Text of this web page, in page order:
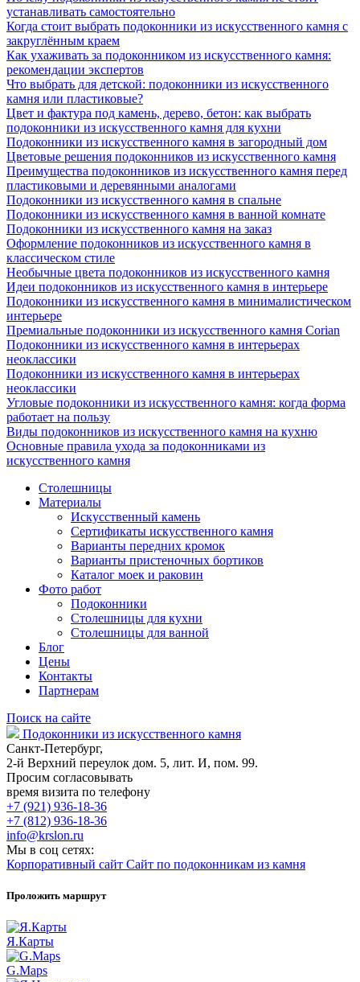
устанавливать самостоятельно
Когда стоит выбрать подоконники из искусственного камня с
закруглённым краем
Как ухаживать за подоконником из искусственного камня:
рекомендации экспертов
Что выбрать для детской: подоконники из искусственного
камня или пластиковые?
Цвет и фактура под камень, дерево, бетон: как выбрать
подоконники из искусственного камня для кухни
Подоконники из искусственного камня в загородный дом
Цветовые решения подоконников из искусственного камня
Преимущества подоконников из искусственного камня перед
пластиковыми и деревянными аналогами
Подоконники из искусственного камня в спальне
Подоконники из искусственного камня в ванной комнате
Подоконники из искусственного камня на заказ
Оформление подоконников из искусственного камня в
классическом стиле
Необычные цвета подоконников из искусственного камня
Идеи подоконников из искусственного камня в интерьере
Подоконники из искусственного камня в минималистическом
интерьере
Премиальные подоконники из искусственного камня Corian
Подоконники из искусственного камня в интерьерах
неоклассики
Подоконники из искусственного камня в интерьерах
неоклассики
Угловые подоконники из искусственного камня: когда форма
работает на пользу
Виды подоконников из искусственного камня на кухню
Основные правила ухода за подоконниками из
искусственного камня
Столешницы
Материалы
Искусственный камень
Сертификаты искусственного камня
Варианты передних кромок
Варианты пристеночных бортиков
Каталог моек и раковин
Фото работ
Подоконники
Столешницы для кухни
Столешницы для ванной
Блог
Цены
Контакты
Партнерам
Поиск на сайте
Подоконники из искусственного камня
Санкт-Петербург,
2-й Верхний переулок дом. 5, лит. И, пом. 99.
Просим согласовывать
время визита по телефону
+7 (921) 936-18-36
+7 (812) 936-18-36
info@krslon.ru
Мы в соц сетях:
Корпоративный сайт Сайт по подоконникам из камня
Проложить маршрут
Я.Карты
G.Maps